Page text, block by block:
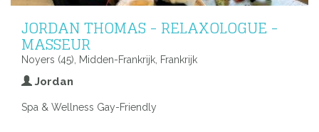
JORDAN THOMAS - RELAXOLOGUE -
MASSEUR
Noyers (45), Midden-Frankrijk, Frankrijk
Jordan
Spa & Wellness Gay-Friendly